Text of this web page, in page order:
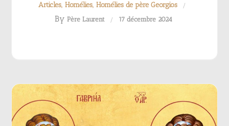
Articles Homélies Homélies de père Georgios
By Père Laurent 17 décembre 2024